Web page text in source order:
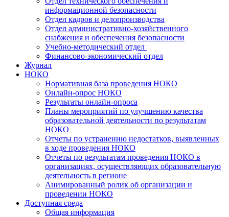
информационной безопасности
Отдел кадров и делопроизводства
Отдел административно-хозяйственного
снабжения и обеспечения безопасности
Учебно-методический отдел
Финансово-экономический отдел
Журнал
НОКО
Нормативная база проведения НОКО
Онлайн-опрос НОКО
Результаты онлайн-опроса
Планы мероприятий по улучшению качества
образовательной деятельности по результатам
НОКО
Отчеты по устранению недостатков, выявленных
в ходе проведения НОКО
Отчеты по результатам проведения НОКО в
организациях, осуществляющих образовательную
деятельность в регионе
Анимированный ролик об организации и
проведении НОКО
Доступная среда
Общая информация